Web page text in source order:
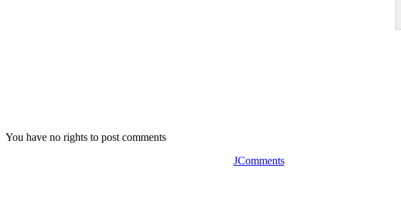
You have no rights to post comments
JComments